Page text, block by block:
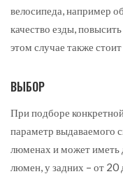
велосипеда, например
качество езды,
этом случае также
ВЫБОР
При подборе
параметр выдаваемого
люменах и может иметь
люмен, у задних – от